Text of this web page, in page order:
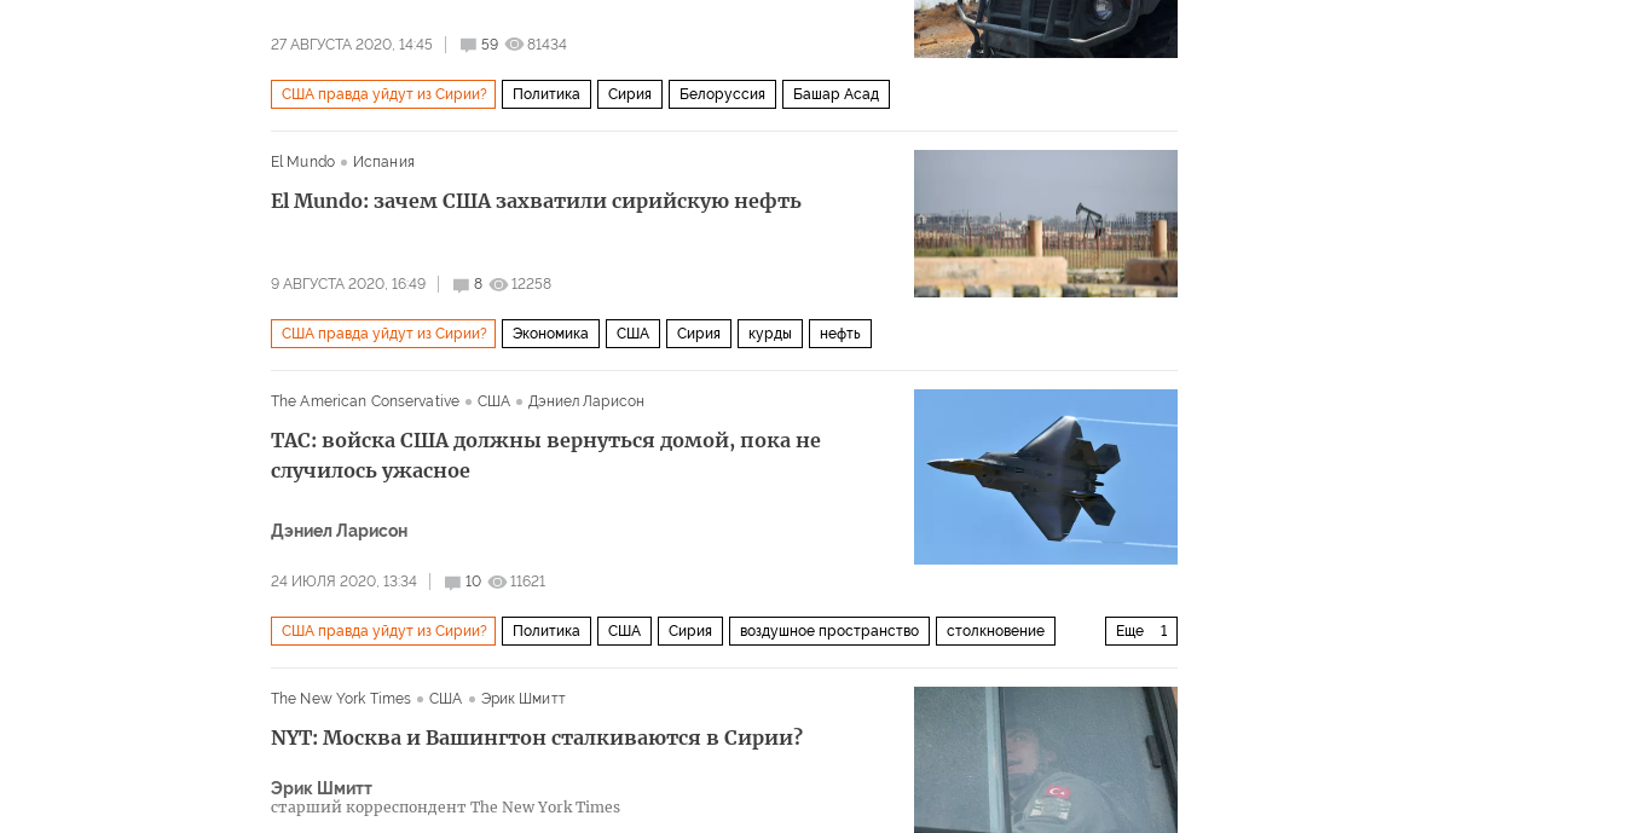
27 АВГУСТА 2020, 14:45 59 81434
США правда уйдут из Сирии? Политика Сирия Белоруссия Башар Асад
El Mundo Испания
El Mundo: зачем США захватили сирийскую нефть
9 АВГУСТА 2020, 16:49 8 12258
США правда уйдут из Сирии? Экономика США Сирия курды нефть
The American Conservative США Дэниел Ларисон
TAC: войска США должны вернуться домой, пока не
случилось ужасное
Дэниел Ларисон
24 ИЮЛЯ 2020, 13:34 10 11621
Еще 1
США правда уйдут из Сирии? Политика США Сирия воздушное пространство столкновение
The New York Times
США Эрик Шмитт
NYT: Москва и Вашингтон сталкиваются в Сирии?
Эрик Шмитт
старший корреспондент The New York Times